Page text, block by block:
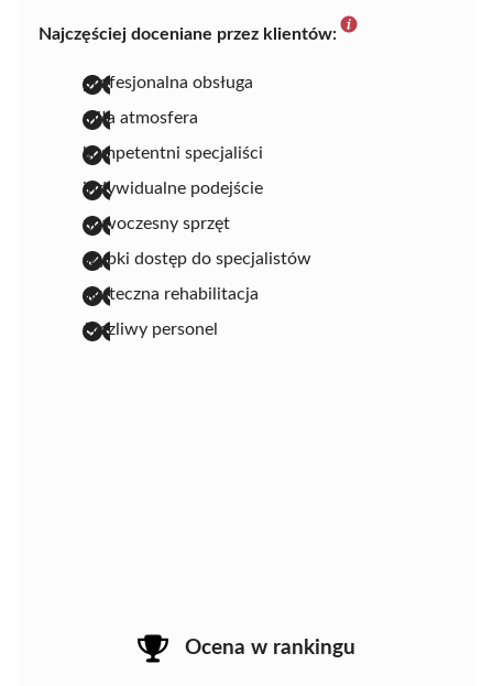
Najczęściej doceniane przez klientów:
profesjonalna obsługa
miła atmosfera
kompetentni specjaliści
indywidualne podejście
nowoczesny sprzęt
szybki dostęp do specjalistów
skuteczna rehabilitacja
życzliwy personel
Ocena w rankingu